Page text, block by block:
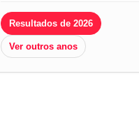
Resultados de 2026
Ver outros anos